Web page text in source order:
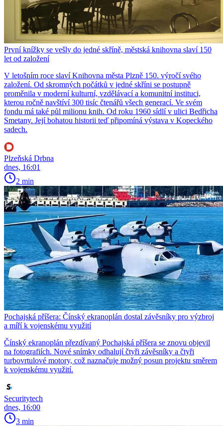
První knížky se vešly do jedné skříně, městská knihovna slaví 150
let od založení
V letošním roce slaví Knihovna města Plzně 150. výročí svého
založení. Od skromných počátků v jedné skříni se postupně
proměnila v moderní kulturní, vzdělávací a komunitní instituci,
kterou ročně navštíví 300 tisíc čtenářů všech generací. Ve svém
fondu má také půl milionu knih. Od roku 1960 sídlí v ulici Bedřicha
Smetany. Její bohatou historii teď připomíná výstava v Kopeckého
sadech.
Plzeňská Drbna
dnes, 16:01
2 min
Pochajská příšera: Čínský ekranoplán dostal závěsníky pro výzbroj
a míří k vojenskému využití
Čínský ekranoplán přezdívaný Pochajská příšera se znovu objevil
na fotografiích. Nové snímky odhalují čtyři závěsníky a čtyři
turbovrtulové motory, což naznačuje možný posun projektu směrem
k vojenskému využití.
Securitytech
dnes, 16:00
3 min